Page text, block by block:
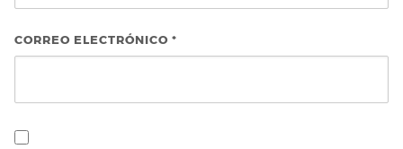
CORREO ELECTRÓNICO *